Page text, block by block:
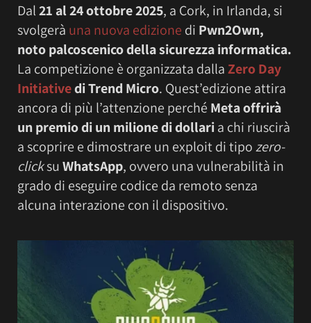
Dal21 al 24 ottobre 2025, a Cork, in Irlanda, si
svolgerà una nuova edizione di Pwn2Own,
noto palcoscenico della sicurezza informatica.
La competizione è organizzata dallaZero Day
Initiativedi Trend Micro. Quest’edizione attira
ancora di più l’attenzione perché Meta offrirà
un premio di un milione di dollaria chi riuscirà
a scoprire e dimostrare un exploit di tipozero-
clicksuWhatsApp, ovvero una vulnerabilità in
grado di eseguire codice da remoto senza
alcuna interazione con il dispositivo.